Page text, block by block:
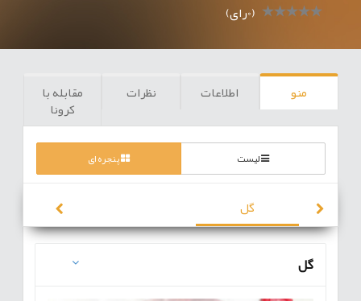
(0رای)
منو اطلاعات نظرات مقابله با
کرونا
لیست پنجره ای
گل
گل